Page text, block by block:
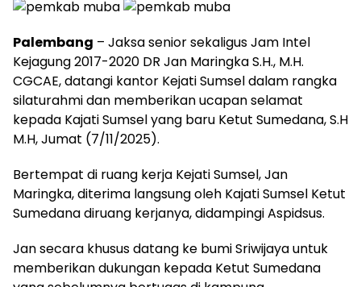
Palembang – Jaksa senior sekaligus Jam Intel
Kejagung 2017-2020 DR Jan Maringka S.H., M.H.
CGCAE, datangi kantor Kejati Sumsel dalam rangka
silaturahmi dan memberikan ucapan selamat
kepada Kajati Sumsel yang baru Ketut Sumedana, S.H
M.H, Jumat (7/11/2025).
Bertempat di ruang kerja Kejati Sumsel, Jan
Maringka, diterima langsung oleh Kajati Sumsel Ketut
Sumedana diruang kerjanya, didampingi Aspidsus.
Jan secara khusus datang ke bumi Sriwijaya untuk
memberikan dukungan kepada Ketut Sumedana